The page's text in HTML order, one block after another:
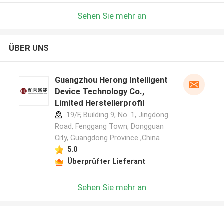
Sehen Sie mehr an
ÜBER UNS
Guangzhou Herong Intelligent
Device Technology Co.,
Limited Herstellerprofil
19/F, Building 9, No. 1, Jingdong
Road, Fenggang Town, Dongguan
City, Guangdong Province ,China
5.0
Überprüfter Lieferant
Sehen Sie mehr an